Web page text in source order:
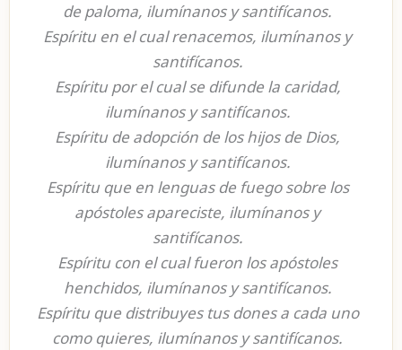
de paloma, ilumínanos y santifícanos.
Espíritu en el cual renacemos, ilumínanos y
santifícanos.
Espíritu por el cual se difunde la caridad,
ilumínanos y santifícanos.
Espíritu de adopción de los hijos de Dios,
ilumínanos y santifícanos.
Espíritu que en lenguas de fuego sobre los
apóstoles apareciste, ilumínanos y
santifícanos.
Espíritu con el cual fueron los apóstoles
henchidos, ilumínanos y santifícanos.
Espíritu que distribuyes tus dones a cada uno
como quieres, ilumínanos y santifícanos.